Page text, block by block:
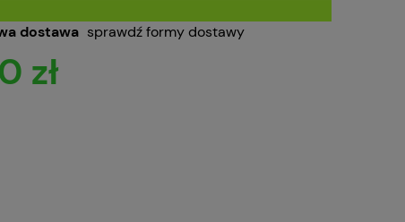
dostawa sprawdź formy dostawy
zł